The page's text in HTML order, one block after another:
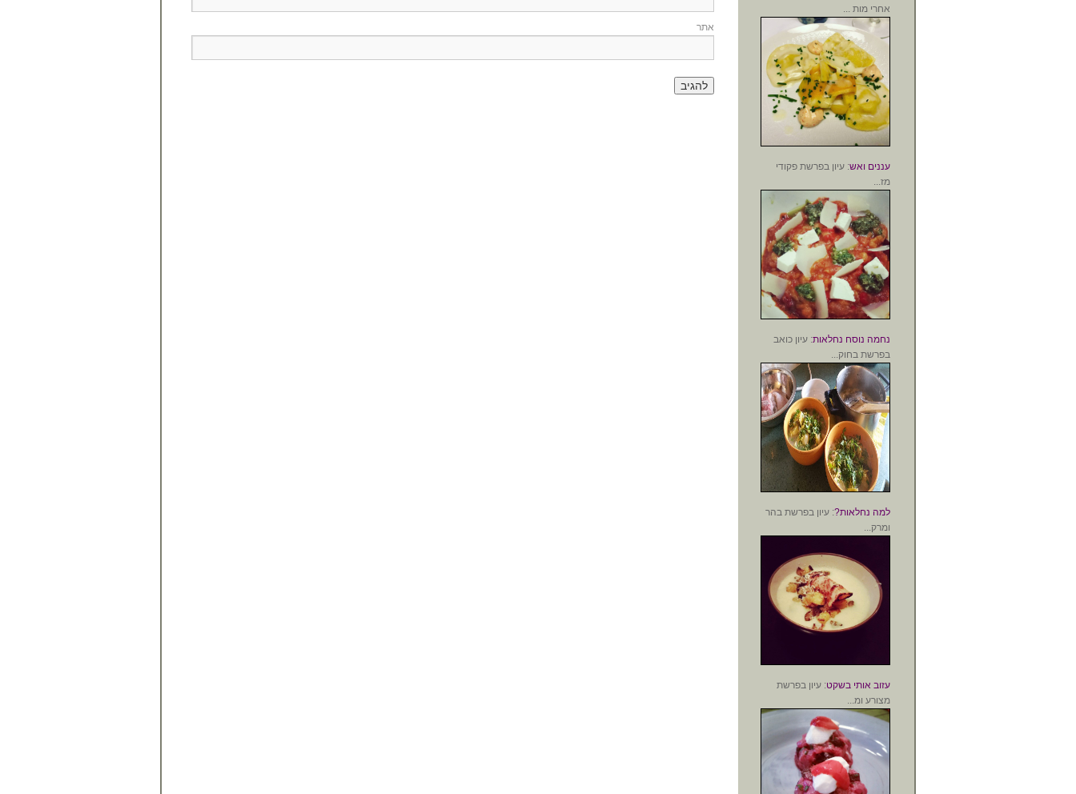
אתר
אחרי מות ...
עננים ואש: עיון בפרשת פקודי
מז...
נחמה נוסח נחלאות: עיון כואב
בפרשת בחוק...
למה נחלאות?: עיון בפרשת בהר
ומרק...
עזוב אותי בשקט: עיון בפרשת
מצורע ומ...